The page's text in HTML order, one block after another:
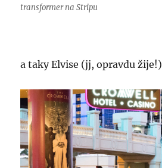
transformer na Stripu
a taky Elvise (jj, opravdu žije!)